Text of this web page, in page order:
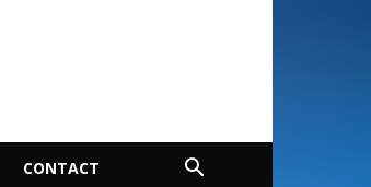
CONTACT